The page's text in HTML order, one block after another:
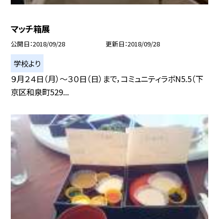
マッチ箱展
公開日 2018/09/28 更新日 2018/09/28
学校より
９月２４日（月）〜３０日（日）まで，コミュニティラボN5.5（下
京区和泉町529...